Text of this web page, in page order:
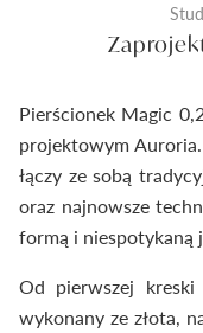
Pierścionek Magic
projektowym Auroria.
łączy ze sobą
oraz najnowsze
formą i niespotykaną
Od pierwszej
wykonany ze złota,